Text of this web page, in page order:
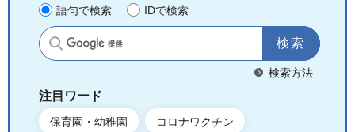
語句で検索 IDで検索
サイト内検索
検索方法
注目ワード
保育園・幼稚園 コロナワクチン